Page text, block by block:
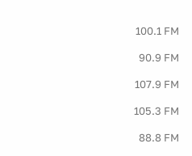
100.1 FM
90.9 FM
107.9 FM
105.3 FM
88.8 FM